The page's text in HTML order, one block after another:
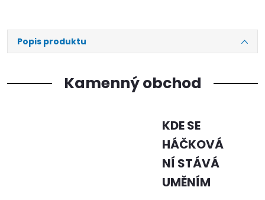
Popis produktu
Kamenný obchod
KDE SE
HÁČKOVÁ
NÍ STÁVÁ
UMĚNÍM